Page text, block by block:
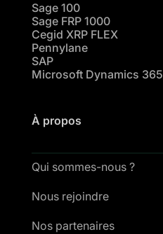
Sage 100
Sage FRP 1000
Cegid XRP FLEX
Pennylane
SAP
Microsoft Dynamics 365
À propos
Qui sommes-nous ?
Nous rejoindre
Nos partenaires